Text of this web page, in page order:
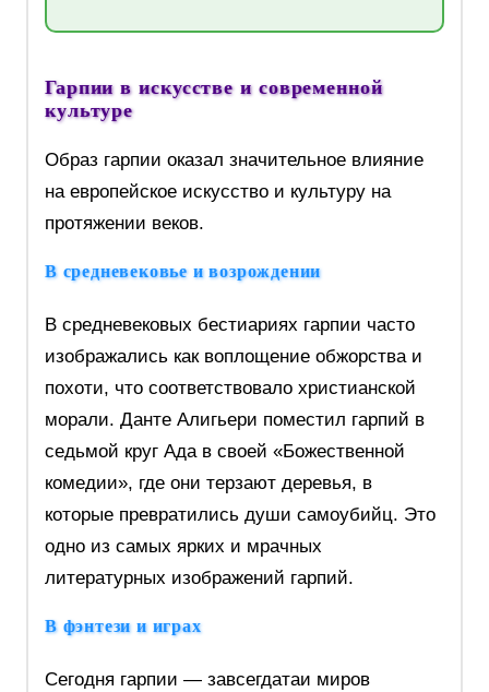
Гарпии в искусстве и современной
культуре
Образ гарпии оказал значительное влияние
на европейское искусство и культуру на
протяжении веков.
В средневековье и возрождении
В средневековых бестиариях гарпии часто
изображались как воплощение обжорства и
похоти, что соответствовало христианской
морали. Данте Алигьери поместил гарпий в
седьмой круг Ада в своей «Божественной
комедии», где они терзают деревья, в
которые превратились души самоубийц. Это
одно из самых ярких и мрачных
литературных изображений гарпий.
В фэнтези и играх
Сегодня гарпии — завсегдатаи миров